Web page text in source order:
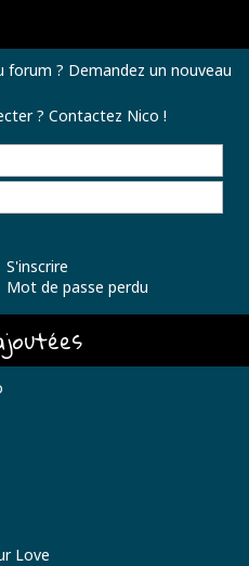
forum ? Demandez un nouveau
? Contactez Nico !
S'inscrire
Mot de passe perdu
Love